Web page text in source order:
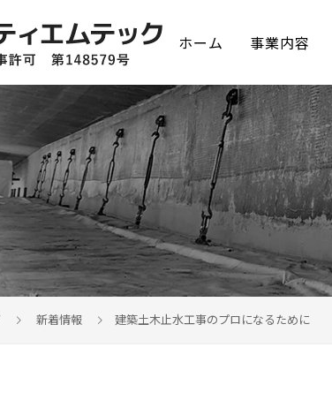
ホーム 事業内容
新着情報 建築土木止水工事のプロになるために